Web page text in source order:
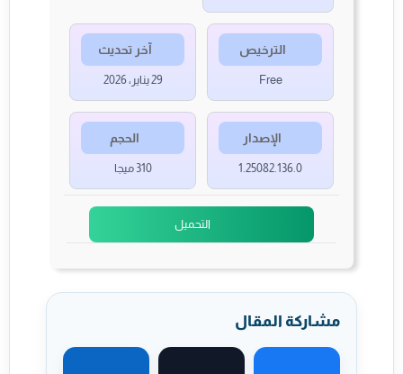
الترخيص
Free
آخر تحديث
29 يناير، 2026
الإصدار
1.25082.136.0
الحجم
310 ميجا
التحميل
مشاركة المقال